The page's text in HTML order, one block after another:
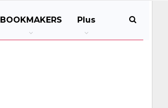
BOOKMAKERS Plus